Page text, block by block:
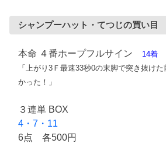
シャンプーハット・てつじの買い目
本命 ４番ホープフルサイン
14着
「上がり3Ｆ最速33秒0の末脚で突き抜け
かった！」
３連単 BOX
4・7・11
6点 各500円